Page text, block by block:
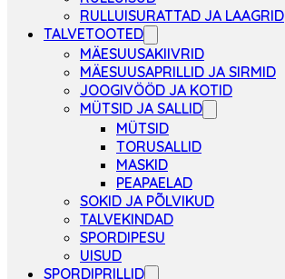
RULLUISURATTAD JA LAAGRID
TALVETOOTED
MÄESUUSAKIIVRID
MÄESUUSAPRILLID JA SIRMID
JOOGIVÖÖD JA KOTID
MÜTSID JA SALLID
MÜTSID
TORUSALLID
MASKID
PEAPAELAD
SOKID JA PÕLVIKUD
TALVEKINDAD
SPORDIPESU
UISUD
SPORDIPRILLID